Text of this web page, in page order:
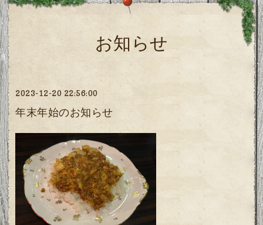
お知らせ
2023-12-20 22:56:00
年末年始のお知らせ